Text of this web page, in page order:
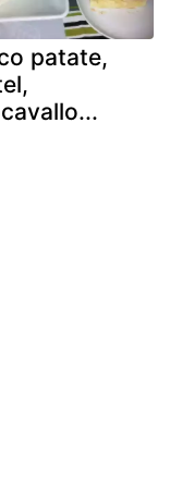
patate,